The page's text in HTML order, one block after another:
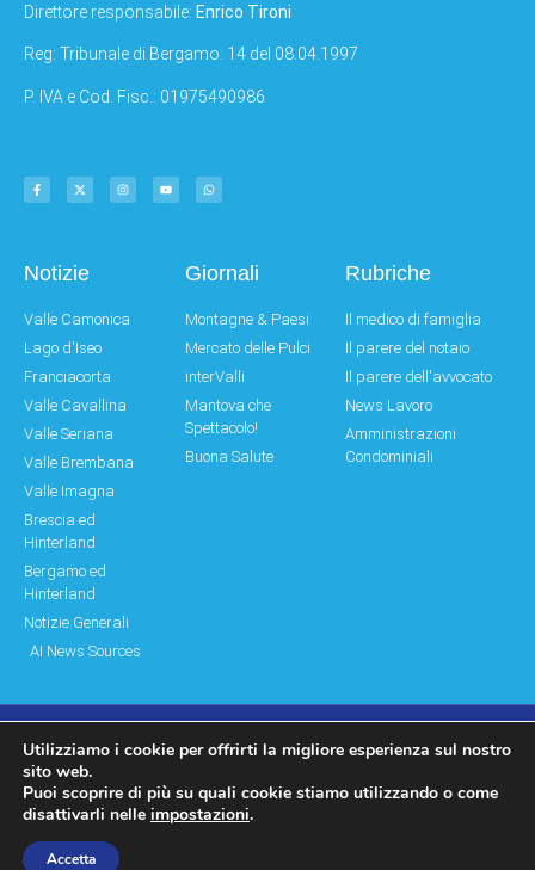
Direttore responsabile: Enrico Tironi
Reg: Tribunale di Bergamo: 14 del 08.04.1997
P. IVA e Cod. Fisc.: 01975490986
Notizie
Valle Camonica
Lago d'Iseo
Franciacorta
Valle Cavallina
Valle Seriana
Valle Brembana
Valle Imagna
Brescia ed
Hinterland
Bergamo ed
Hinterland
Notizie Generali
AI News Sources
Giornali
Montagne & Paesi
Mercato delle Pulci
interValli
Mantova che
Spettacolo!
Buona Salute
Rubriche
Il medico di famiglia
Il parere del notaio
Il parere dell'avvocato
News Lavoro
Amministrazioni
Condominiali
© Copyright 2011 – 2026 Montagne & Paesi
Log In|Log Out Privacy Policy
Utilizziamo i cookie per offrirti la migliore esperienza sul nostro
sito web.
Puoi scoprire di più su quali cookie stiamo utilizzando o come
disattivarli nelle impostazioni.
Accetta